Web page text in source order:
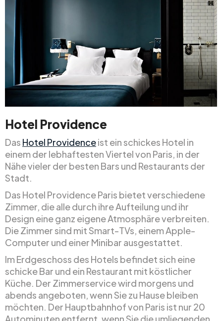
Hotel Providence
Das Hotel Providenceist ein schickes Hotel in
einem der lebhaftesten Viertel von Paris, in der
Nähe vieler der besten Bars und Restaurants der
Stadt.
Das Hotel Providence Paris bietet verschiedene
Zimmer, die alle durch ihre Aufteilung und ihr
Design eine ganz eigene Atmosphäre verbreiten.
Die Zimmer sind mit Smart-TVs, einem Apple-
Computer und einer Minibar ausgestattet.
Im Erdgeschoss des Hotels befindet sich eine
schicke Bar und ein Restaurant mit köstlicher
Küche. Der Zimmerservice wird morgens und
abends angeboten, wenn Sie zu Hause bleiben
möchten. Der Hauptbahnhof von Paris ist nur 20
Autominuten entfernt, wenn Sie die umliegenden